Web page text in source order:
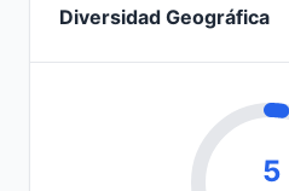
Diversidad Geográfica
5